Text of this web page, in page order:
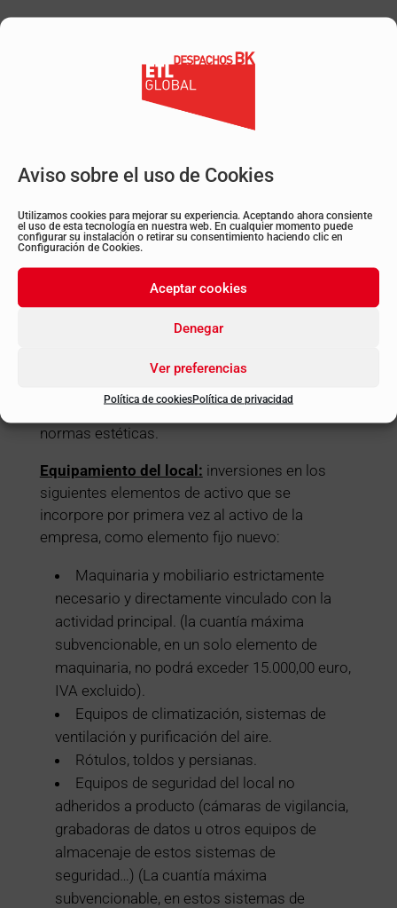
Aviso sobre el uso de Cookies
Utilizamos cookies para mejorar su experiencia. Aceptando ahora consiente
el uso de esta tecnología en nuestra web. En cualquier momento puede
configurar su instalación o retirar su consentimiento haciendo clic en
Configuración de Cookies.
Aceptar cookies
Denegar
Ver preferencias
Política de cookiesPolítica de privacidad
móviles que cumplan esta función en los
laterales, con un máximo de tres lados que
acoten el recinto y permitan identificar el
obstáculo (toldos, cubriciones provisionales,
cortavientos…).
Mobiliario destinado a emplazarse en
terrazas de veladores (sombrillas, parasoles,
mesas, sillas, jardineras…).
Equipamiento externo y su instalación
(sistemas de iluminación, aparatos
calefactores exteriores…).
terrazas en establecimientos públicos de
deberán cumplir con las condiciones técnicas y
normas estéticas.
Equipamiento del local: inversiones en los
siguientes elementos de activo que se
incorpore por primera vez al activo de la
empresa, como elemento fijo nuevo:
Maquinaria y mobiliario estrictamente
necesario y directamente vinculado con la
actividad principal. (la cuantía máxima
subvencionable, en un solo elemento de
maquinaria, no podrá exceder 15.000,00 euro,
IVA excluido).
Equipos de climatización, sistemas de
ventilación y purificación del aire.
Rótulos, toldos y persianas.
Equipos de seguridad del local no
adheridos a producto (cámaras de vigilancia,
grabadoras de datos u otros equipos de
almacenaje de estos sistemas de
seguridad…) (La cuantía máxima
subvencionable, en estos sistemas de